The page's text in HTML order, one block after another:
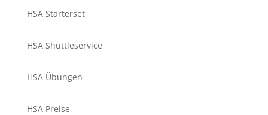
HSA Starterset
HSA Shuttleservice
HSA Übungen
HSA Preise